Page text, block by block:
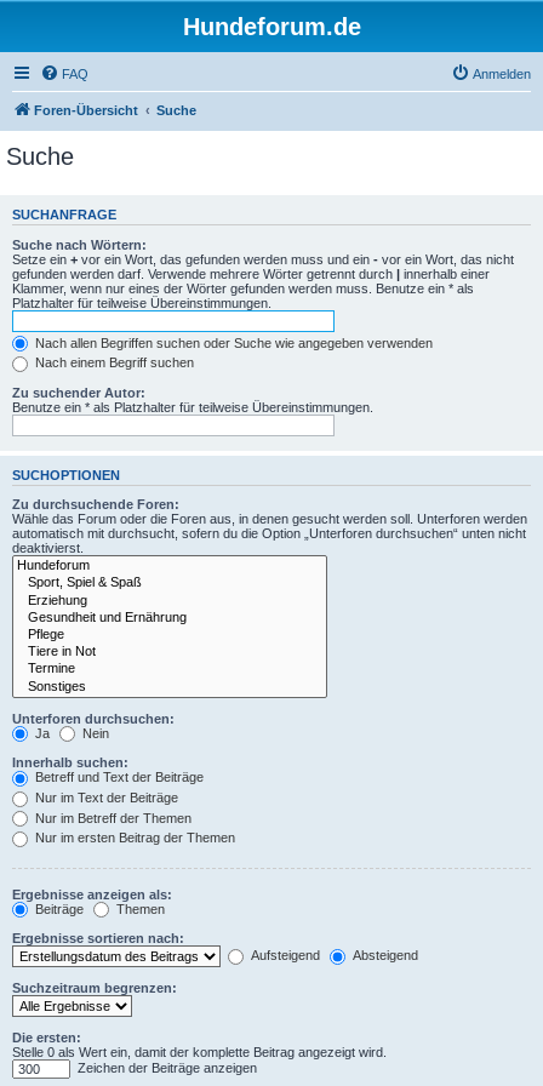
Hundeforum.de
FAQ Anmelden
Foren-Übersicht Suche
Suche
SUCHANFRAGE
Suche nach Wörtern:
Setze ein + vor ein Wort, das gefunden werden muss und ein - vor ein Wort, das nicht
gefunden werden darf. Verwende mehrere Wörter getrennt durch | innerhalb einer
Klammer, wenn nur eines der Wörter gefunden werden muss. Benutze ein * als
Platzhalter für teilweise Übereinstimmungen.
Nach allen Begriffen suchen oder Suche wie angegeben verwenden
Nach einem Begriff suchen
Zu suchender Autor:
Benutze ein * als Platzhalter für teilweise Übereinstimmungen.
SUCHOPTIONEN
Zu durchsuchende Foren:
Wähle das Forum oder die Foren aus, in denen gesucht werden soll. Unterforen werden
automatisch mit durchsucht, sofern du die Option „Unterforen durchsuchen“ unten nicht
deaktivierst.
Unterforen durchsuchen:
Ja
Nein
Innerhalb suchen:
Betreff und Text der Beiträge
Nur im Text der Beiträge
Nur im Betreff der Themen
Nur im ersten Beitrag der Themen
Ergebnisse anzeigen als:
Beiträge
Themen
Ergebnisse sortieren nach:
Aufsteigend
Absteigend
Suchzeitraum begrenzen:
Die ersten:
Stelle 0 als Wert ein, damit der komplette Beitrag angezeigt wird.
Zeichen der Beiträge anzeigen